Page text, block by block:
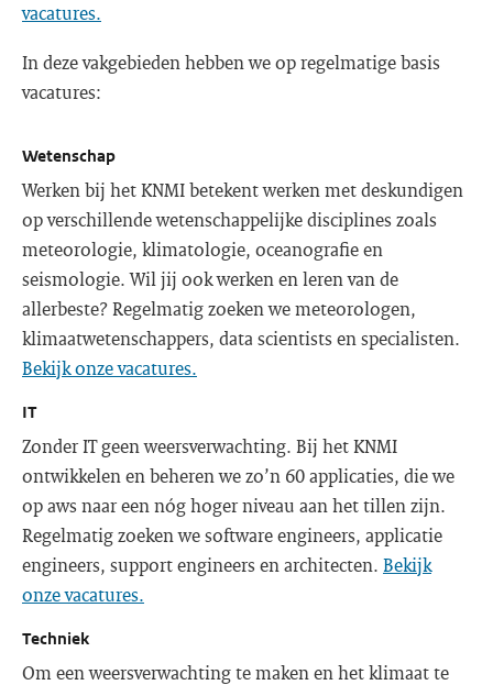
vacatures.
In deze vakgebieden hebben we op regelmatige basis
vacatures:
Wetenschap
Werken bij het KNMI betekent werken met deskundigen
op verschillende wetenschappelijke disciplines zoals
meteorologie, klimatologie, oceanografie en
seismologie. Wil jij ook werken en leren van de
allerbeste? Regelmatig zoeken we meteorologen,
klimaatwetenschappers, data scientists en specialisten.
Bekijk onze vacatures.
IT
Zonder IT geen weersverwachting. Bij het KNMI
ontwikkelen en beheren we zo’n 60 applicaties, die we
op aws naar een nóg hoger niveau aan het tillen zijn.
Regelmatig zoeken we software engineers, applicatie
engineers, support engineers en architecten. Bekijk
onze vacatures.
Techniek
Om een weersverwachting te maken en het klimaat te